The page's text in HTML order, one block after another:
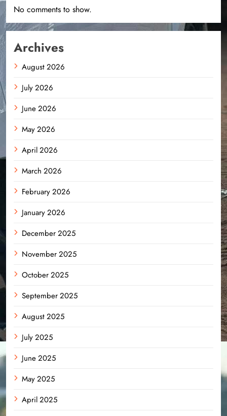
No comments to show.
Archives
August 2026
July 2026
June 2026
May 2026
April 2026
March 2026
February 2026
January 2026
December 2025
November 2025
October 2025
September 2025
August 2025
July 2025
June 2025
May 2025
April 2025